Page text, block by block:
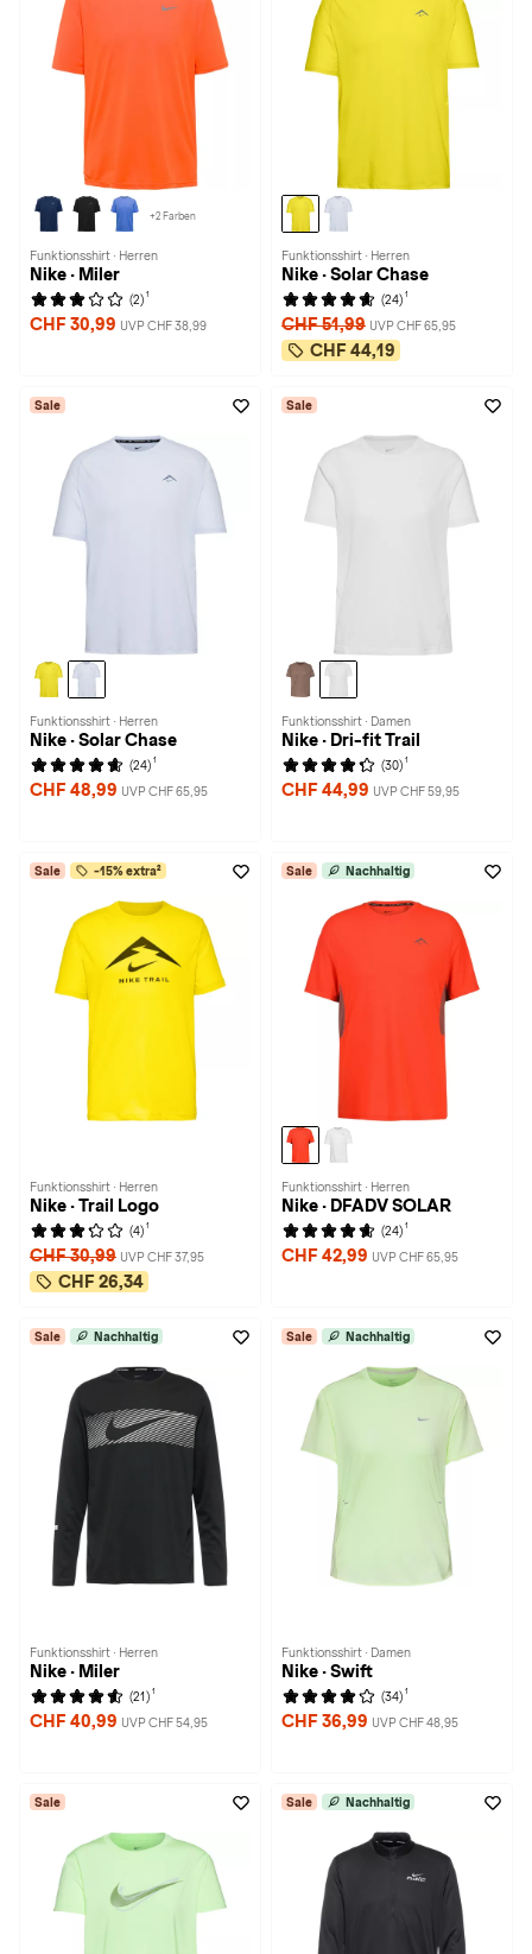
+2 Farben
Funktionsshirt · Herren
Nike · Miler
(2) 1
CHF 30,99 UVP CHF 38,99
Funktionsshirt · Herren
Nike · Solar Chase
(24) 1
CHF 51,99 UVP CHF 65,95
CHF 44,19
Sale
Funktionsshirt · Herren
Nike · Solar Chase
(24) 1
CHF 48,99 UVP CHF 65,95
Sale
Funktionsshirt · Damen
Nike · Dri-fit Trail
(30) 1
CHF 44,99 UVP CHF 59,95
Sale -15% extra²
Funktionsshirt · Herren
Nike · Trail Logo
(4) 1
CHF 30,99 UVP CHF 37,95
CHF 26,34
Sale Nachhaltig
Funktionsshirt · Herren
Nike · DFADV SOLAR
(24) 1
CHF 42,99 UVP CHF 65,95
Sale Nachhaltig
Funktionsshirt · Herren
Nike · Miler
(21) 1
CHF 40,99 UVP CHF 54,95
Sale Nachhaltig
Funktionsshirt · Damen
Nike · Swift
(34) 1
CHF 36,99 UVP CHF 48,95
Sale Sale Nachhaltig